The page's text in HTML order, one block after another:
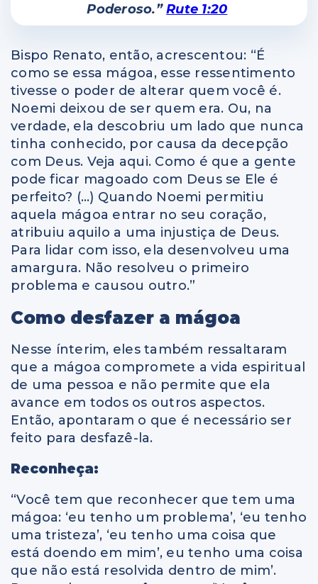
Poderoso.” Rute 1:20
Bispo Renato, então, acrescentou: “É
como se essa mágoa, esse ressentimento
tivesse o poder de alterar quem você é.
Noemi deixou de ser quem era. Ou, na
verdade, ela descobriu um lado que nunca
tinha conhecido, por causa da decepção
com Deus. Veja aqui. Como é que a gente
pode ficar magoado com Deus se Ele é
perfeito? (…) Quando Noemi permitiu
aquela mágoa entrar no seu coração,
atribuiu aquilo a uma injustiça de Deus.
Para lidar com isso, ela desenvolveu uma
amargura. Não resolveu o primeiro
problema e causou outro.”
Como desfazer a mágoa
Nesse ínterim, eles também ressaltaram
que a mágoa compromete a vida espiritual
de uma pessoa e não permite que ela
avance em todos os outros aspectos.
Então, apontaram o que é necessário ser
feito para desfazê-la.
Reconheça:
“Você tem que reconhecer que tem uma
mágoa: ‘eu tenho um problema’, ‘eu tenho
uma tristeza’, ‘eu tenho uma coisa que
está doendo em mim’, eu tenho uma coisa
que não está resolvida dentro de mim’.